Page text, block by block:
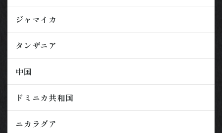
ジャマイカ
タンザニア
中国
ドミニカ共和国
ニカラグア